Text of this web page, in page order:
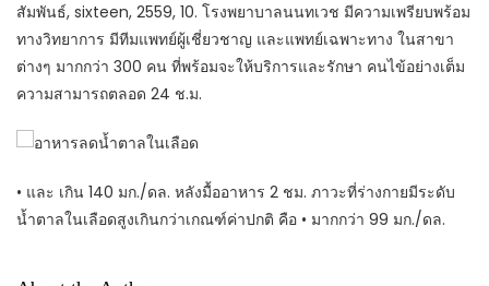
สัมพันธ์, sixteen, 2559, 10. โรงพยาบาลนนทเวช มีความเพรียบพร้อม
ทางวิทยาการ มีทีมแพทย์ผู้เชี่ยวชาญ และแพทย์เฉพาะทาง ในสาขา
ต่างๆ มากกว่า 300 คน ที่พร้อมจะให้บริการและรักษา คนไข้อย่างเต็ม
ความสามารถตลอด 24 ช.ม.
• และ เกิน 140 มก./ดล. หลังมื้ออาหาร 2 ชม. ภาวะที่ร่างกายมีระดับ
น้ำตาลในเลือดสูงเกินกว่าเกณฑ์ค่าปกติ คือ • มากกว่า 99 มก./ดล.